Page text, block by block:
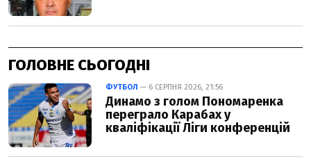
ГОЛОВНЕ СЬОГОДНІ
ФУТБОЛ — 6 СЕРПНЯ 2026, 21:56
Динамо з голом Пономаренка
переграло Карабах у
кваліфікації Ліги конференцій